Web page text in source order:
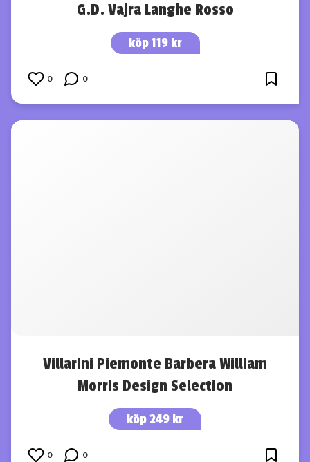
G.D. Vajra Langhe Rosso
köp 119 kr
0 0
Villarini Piemonte Barbera William
Morris Design Selection
köp 249 kr
0 0